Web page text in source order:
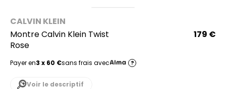
CALVIN KLEIN
Montre Calvin Klein Twist
Rose
179 €
Payer en3 x 60 €sans frais avec ?
Voir le descriptif